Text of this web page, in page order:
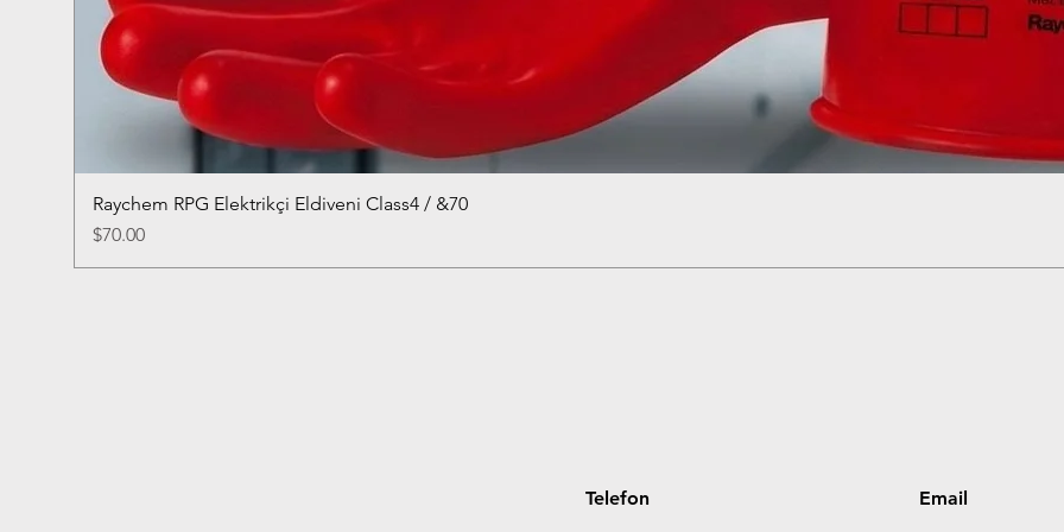
Raychem RPG Elektrikçi Eldiveni Class4 / &70
Price
$70.00
Telefon Email